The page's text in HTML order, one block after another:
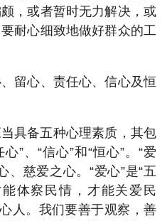
，或者暂时无力解决，或
耐心细致地做好群众的工
留心、责任心、信心及恒
具备五种心理素质，其包
”、“信心”和“恒心”。“爱
、慈爱之心。“爱心”是“五
体察民情，才能关爱民
人。我们要善于观察，善